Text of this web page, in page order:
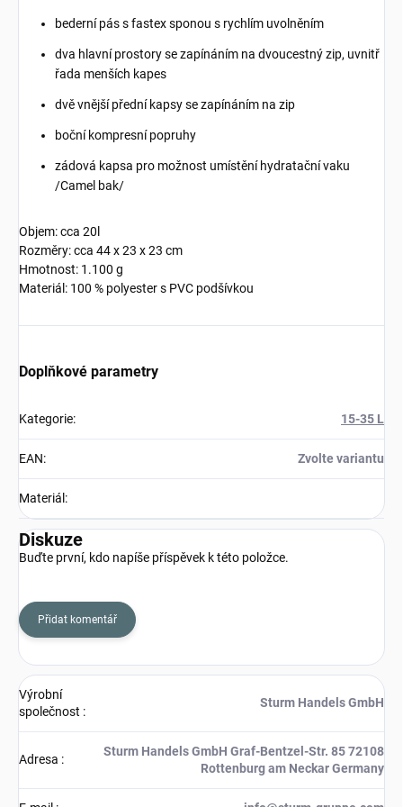
bederní pás s fastex sponou s rychlím uvolněním
dva hlavní prostory se zapínáním na dvoucestný zip, uvnitř
řada menších kapes
dvě vnější přední kapsy se zapínáním na zip
boční kompresní popruhy
zádová kapsa pro možnost umístění hydratační vaku
/Camel bak/
Objem: cca 20l
Rozměry: cca 44 x 23 x 23 cm
Hmotnost: 1.100 g
Materiál: 100 % polyester s PVC podšívkou
Doplňkové parametry
Kategorie: 15-35 L
EAN: Zvolte variantu
Materiál :
Diskuze
Buďte první, kdo napíše příspěvek k této položce.
Přidat komentář
Výrobní
společnost :
Sturm Handels GmbH
Adresa :
Sturm Handels GmbH Graf-Bentzel-Str. 85 72108
Rottenburg am Neckar Germany